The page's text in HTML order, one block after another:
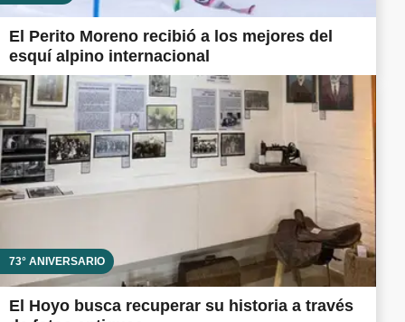
El Perito Moreno recibió a los mejores del
esquí alpino internacional
73° ANIVERSARIO
El Hoyo busca recuperar su historia a través